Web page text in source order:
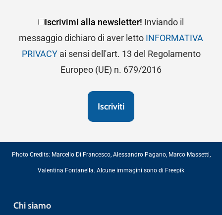
Iscrivimi alla newsletter! Inviando il
messaggio dichiaro di aver letto INFORMATIVA
PRIVACYai sensi dell'art. 13 del Regolamento
Europeo (UE) n. 679/2016
Photo Credits: Marcello Di Francesco, Alessandro Pagano, Marco Massetti,
Valentina Fontanella. Alcune immagini sono di Freepik
Chi siamo